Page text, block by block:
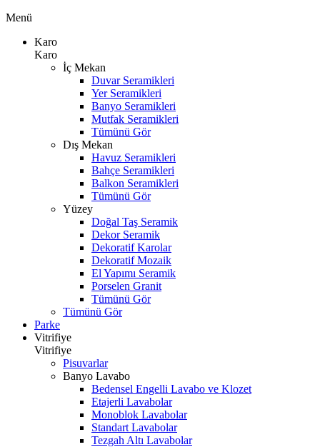
Menü
Karo
Karo
İç Mekan
Duvar Seramikleri
Yer Seramikleri
Banyo Seramikleri
Mutfak Seramikleri
Tümünü Gör
Dış Mekan
Havuz Seramikleri
Bahçe Seramikleri
Balkon Seramikleri
Tümünü Gör
Yüzey
Doğal Taş Seramik
Dekor Seramik
Dekoratif Karolar
Dekoratif Mozaik
El Yapımı Seramik
Porselen Granit
Tümünü Gör
Tümünü Gör
Parke
Vitrifiye
Vitrifiye
Pisuvarlar
Banyo Lavabo
Bedensel Engelli Lavabo ve Klozet
Etajerli Lavabolar
Monoblok Lavabolar
Standart Lavabolar
Tezgah Altı Lavabolar